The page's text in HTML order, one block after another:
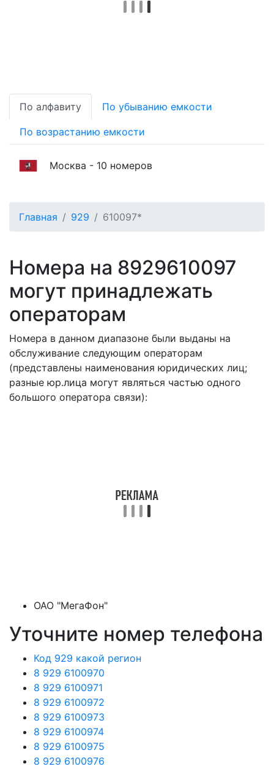
По алфавиту По убыванию емкости
По возрастанию емкости
Москва - 10 номеров
Главная 929 610097*
Номера на 8929610097
могут принадлежать
операторам
Номера в данном диапазоне были выданы на
обслуживание следующим операторам
(представлены наименования юридических лиц;
разные юр.лица могут являться частью одного
большого оператора связи):
ОАО "МегаФон"
Уточните номер телефона
Код 929 какой регион
8 929 6100970
8 929 6100971
8 929 6100972
8 929 6100973
8 929 6100974
8 929 6100975
8 929 6100976